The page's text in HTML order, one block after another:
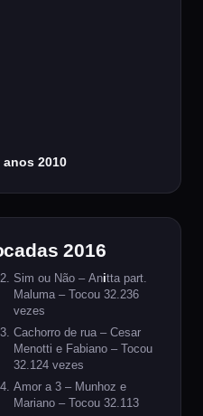
2016
Sim ou Não – Anitta part.
Maluma – Tocou 32.236
vezes
Cachorro de rua – Cesar
Menotti e Fabiano – Tocou
32.124 vezes
Amor a 3 – Munhoz e
Mariano – Tocou 32.113
2010